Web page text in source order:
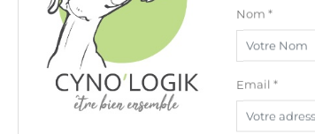
Nom *
Email *